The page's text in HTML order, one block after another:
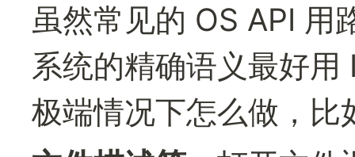
虽然常见的 OS API 用
系统的精确语义最好
极端情况下怎么做，